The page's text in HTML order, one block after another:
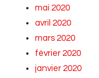
mai 2020
avril 2020
mars 2020
février 2020
janvier 2020